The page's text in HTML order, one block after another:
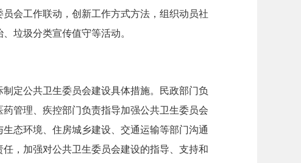
会工作联动，创新工作方式方法，组织动员社
垃圾分类宣传值守等活动。
定公共卫生委员会建设具体措施。民政部门负
管理、疾控部门负责指导加强公共卫生委员会
态环境、住房城乡建设、交通运输等部门沟通
，加强对公共卫生委员会建设的指导、支持和